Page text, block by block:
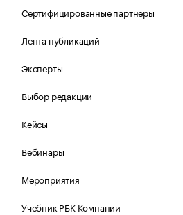
Сертифицированные партнеры
Лента публикаций
Эксперты
Выбор редакции
Кейсы
Вебинары
Мероприятия
Учебник РБК Компании